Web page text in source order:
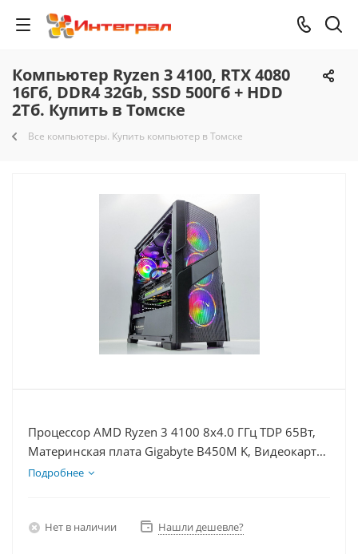
Компьютер Ryzen 3 4100, RTX 4080
16Гб, DDR4 32Gb, SSD 500Гб + HDD
2Тб. Купить в Томске
Все компьютеры. Купить компьютер в Томске
Процессор AMD Ryzen 3 4100 8x4.0 ГГц TDP 65Вт,
Материнская плата Gigabyte B450M K, Видеокарта
RTX 4080 16Гб, Память DDR4 32Gb, Диски
Подробнее
Нет в наличии Нашли дешевле?